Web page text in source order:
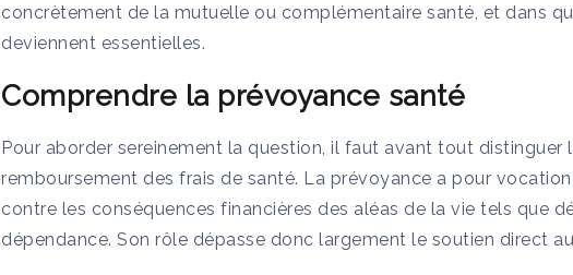
concrètement de la mutuelle ou complémentaire santé, et dans
deviennent essentielles.
Comprendre la prévoyance santé
Pour aborder sereinement la question, il faut avant tout distinguer
remboursement des frais de santé. La prévoyance a pour
contre les conséquences financières des aléas de la vie tels que
dépendance. Son rôle dépasse donc largement le soutien direct